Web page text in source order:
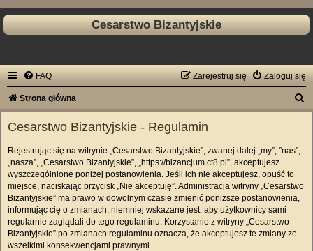
Cesarstwo Bizantyjskie
FAQ Zaloguj się
Zarejestruj się
Strona główna
Cesarstwo Bizantyjskie - Regulamin
Rejestrując się na witrynie „Cesarstwo Bizantyjskie”, zwanej dalej „my”, ”nas”,
„nasza”, „Cesarstwo Bizantyjskie”, „https://bizancjum.ct8.pl”, akceptujesz
wyszczególnione poniżej postanowienia. Jeśli ich nie akceptujesz, opuść to
miejsce, naciskając przycisk „Nie akceptuję”. Administracja witryny „Cesarstwo
Bizantyjskie” ma prawo w dowolnym czasie zmienić poniższe postanowienia,
informując cię o zmianach, niemniej wskazane jest, aby użytkownicy sami
regularnie zaglądali do tego regulaminu. Korzystanie z witryny „Cesarstwo
Bizantyjskie” po zmianach regulaminu oznacza, że akceptujesz te zmiany ze
wszelkimi konsekwencjami prawnymi.